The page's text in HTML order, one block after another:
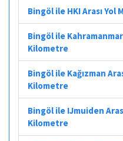
Bingöl ile HKI Arası
Bingöl ile
Kilometre
Bingöl ile Kağızman
Kilometre
Bingöl ile IJmuiden
Kilometre